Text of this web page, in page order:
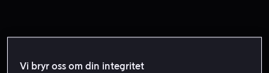
Vi bryr oss om din integritet